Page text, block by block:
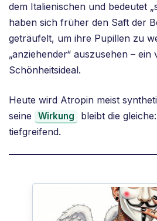
dem Italienischen und bedeutet
haben sich früher den Saft der
geträufelt, um ihre Pupillen zu
„anziehender“ auszusehen – ein
Schönheitsideal.
Heute wird Atropin meist
seine
Wirkung
bleibt die
tiefgreifend.